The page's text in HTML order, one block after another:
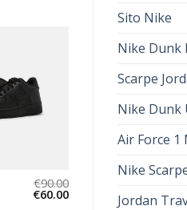
Sito Nike
Nike Dunk
Scarpe
Nike Dunk
Air Force 1
Nike
Jordan
€90.00
€60.00